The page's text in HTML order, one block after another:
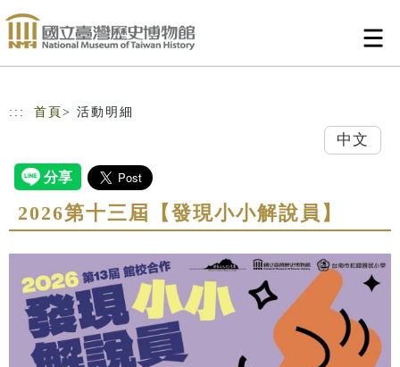
跳到主要內容
網站導覽
::: 首頁 > 活動明細
中文
2026第十三屆【發現小小解說員】